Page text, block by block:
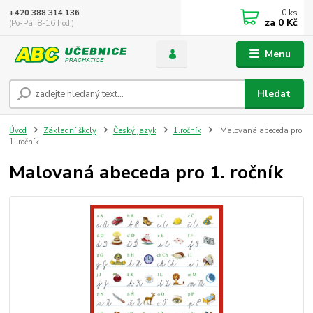
Menu
Hledat
+420 388 314 136
(Po-Pá, 8-16 hod.)
0 ks
za 0 Kč
Úvod Základní školy Český jazyk 1.ročník
Malovaná abeceda pro
1. ročník
Malovaná abeceda pro 1. ročník